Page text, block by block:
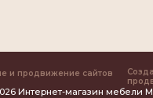
Интернет-магазин мебели